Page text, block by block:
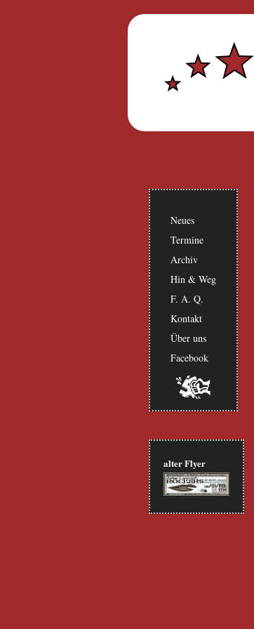
Neues
Termine
Archiv
Hin & Weg
F. A. Q.
Kontakt
Über uns
Facebook
alter Flyer